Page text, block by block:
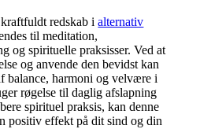
kraftfuldt redskab ialternativ
til meditation,
og spirituelle praksisser. Ved at
og anvende den bevidst kan
balance, harmoni og velvære i
røgelse til daglig afslapning
spirituel praksis, kan denne
positiv effekt på dit sind og din